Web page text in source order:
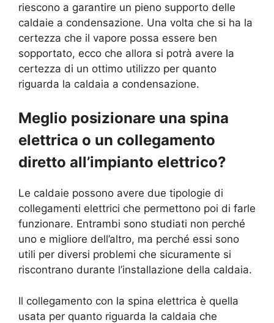
riescono a garantire un pieno supporto delle
caldaie a condensazione. Una volta che si ha la
certezza che il vapore possa essere ben
sopportato, ecco che allora si potrà avere la
certezza di un ottimo utilizzo per quanto
riguarda la caldaia a condensazione.
Meglio posizionare una spina
elettrica o un collegamento
diretto all’impianto elettrico?
Le caldaie possono avere due tipologie di
collegamenti elettrici che permettono poi di farle
funzionare. Entrambi sono studiati non perché
uno e migliore dell’altro, ma perché essi sono
utili per diversi problemi che sicuramente si
riscontrano durante l’installazione della caldaia.
Il collegamento con la spina elettrica è quella
usata per quanto riguarda la caldaia che